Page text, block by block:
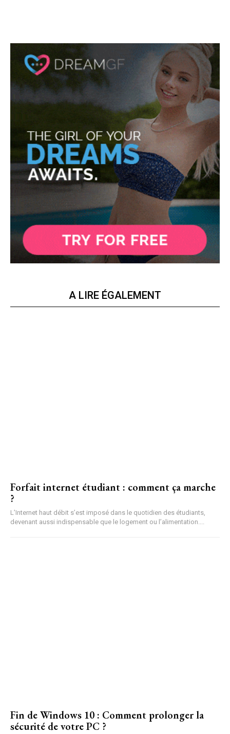
A LIRE ÉGALEMENT
Forfait internet étudiant : comment ça marche
?
L’Internet haut débit s’est imposé dans le quotidien des étudiants,
devenant aussi indispensable que le logement ou l’alimentation....
Fin de Windows 10 : Comment prolonger la
sécurité de votre PC ?